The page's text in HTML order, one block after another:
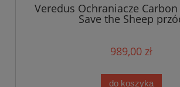
Veredus Ochraniacze
Save the Sheep
989,00 zł
do koszyka